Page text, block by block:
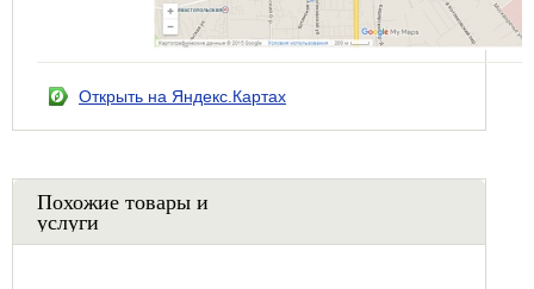
Открыть на Яндекс.Картах
Похожие товары и
услуги